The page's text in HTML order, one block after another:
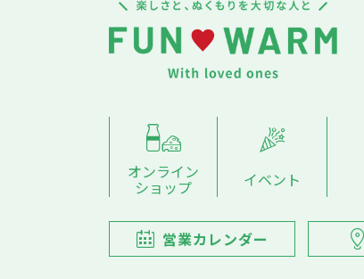
オンライン
ショップ イベント
営業カレンダー